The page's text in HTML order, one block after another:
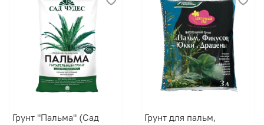
Грунт "Пальма" (Сад
Грунт для пальм,